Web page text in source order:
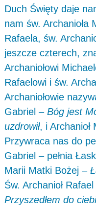
Duch Święty daje
nam św. Archanioła
Rafaela, św.
jeszcze czterech,
Archaniołowi
Rafaelowi i św.
Archaniołowie
Gabriel – Bóg jest
uzdrowił, i Archanioł
Przywraca nas do
Gabriel – pełnia
Marii Matki Bożej –
Św. Archanioł
Przyszedłem do